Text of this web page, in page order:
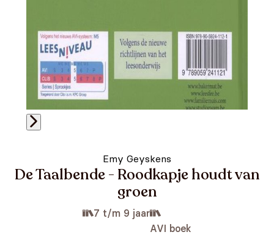
Emy Geyskens
De Taalbende - Roodkapje houdt van
groen
7 t/m 9 jaar
AVI boek